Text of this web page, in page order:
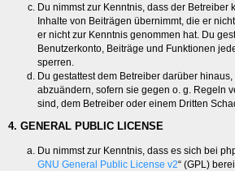
Du nimmst zur Kenntnis, dass der Betreiber
Inhalte von Beiträgen übernimmt, die er
er nicht zur Kenntnis genommen hat. Du
Benutzerkonto, Beiträge und Funktionen
sperren.
Du gestattest dem Betreiber darüber
abzuändern, sofern sie gegen o. g. Regeln
sind, dem Betreiber oder einem Dritten
4. GENERAL PUBLIC LICENSE
Du nimmst zur Kenntnis, dass es sich bei
GNU General Public License v2“ (GPL)